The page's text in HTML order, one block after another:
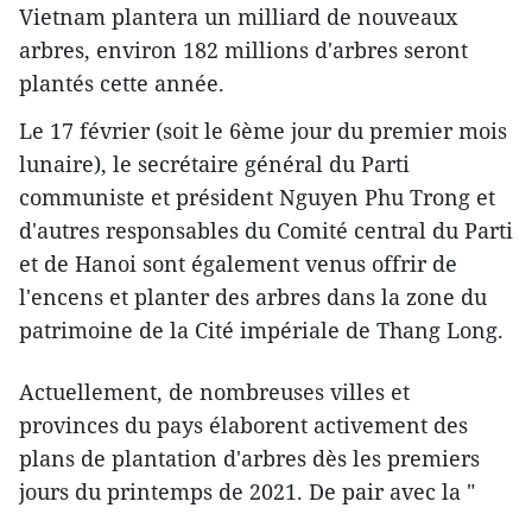
Vietnam plantera un milliard de nouveaux
arbres, environ 182 millions d'arbres seront
plantés cette année.
Le 17 février (soit le 6ème jour du premier mois
lunaire), le secrétaire général du Parti
communiste et président Nguyen Phu Trong et
d'autres responsables du Comité central du Parti
et de Hanoi sont également venus offrir de
l'encens et planter des arbres dans la zone du
patrimoine de la Cité impériale de Thang Long.
Actuellement, de nombreuses villes et
provinces du pays élaborent activement des
plans de plantation d'arbres dès les premiers
jours du printemps de 2021. De pair avec la "